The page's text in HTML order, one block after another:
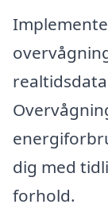
dig med
forhold.